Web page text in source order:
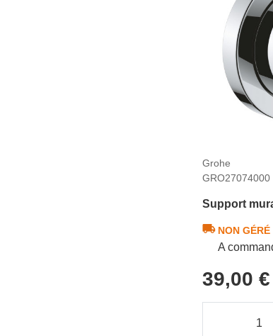
Grohe
GRO27074000
Support
NON
A
39,00 €